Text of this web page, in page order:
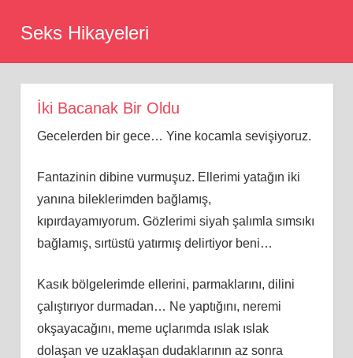
Seks Hikayeleri
İki Bacanak Bir Oldu
Gecelerden bir gece… Yine kocamla sevişiyoruz.
Fantazinin dibine vurmuşuz. Ellerimi yatağın iki
yanına bileklerimden bağlamış,
kıpırdayamıyorum. Gözlerimi siyah şalımla sımsıkı
bağlamış, sırtüstü yatırmış delirtiyor beni…
Kasık bölgelerimde ellerini, parmaklarını, dilini
çalıştırıyor durmadan… Ne yaptığını, neremi
okşayacağını, meme uçlarımda ıslak ıslak
dolaşan ve uzaklaşan dudaklarının az sonra